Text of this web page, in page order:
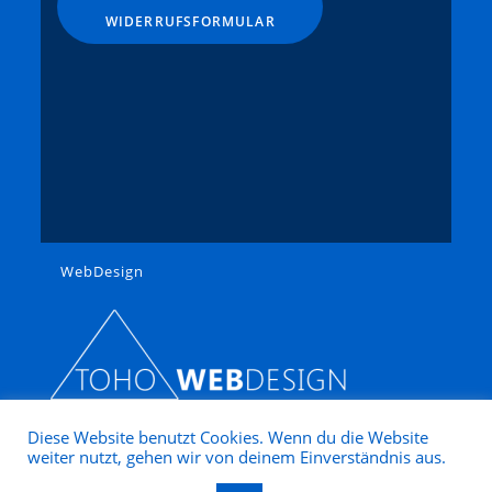
Trix
Lemke
WIDERRUFSFORMULAR
WebDesign
Diese Website benutzt Cookies. Wenn du die Website
weiter nutzt, gehen wir von deinem Einverständnis aus.